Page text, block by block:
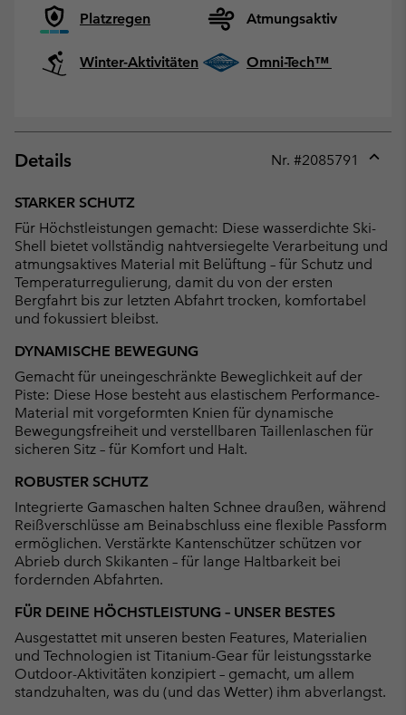
Platzregen Atmungsaktiv
Winter-Aktivitäten Omni-Tech™
Details Nr. #2085791
STARKER SCHUTZ
Für Höchstleistungen gemacht: Diese wasserdichte Ski-
Shell bietet vollständig nahtversiegelte Verarbeitung und
atmungsaktives Material mit Belüftung – für Schutz und
Temperaturregulierung, damit du von der ersten
Bergfahrt bis zur letzten Abfahrt trocken, komfortabel
und fokussiert bleibst.
DYNAMISCHE BEWEGUNG
Gemacht für uneingeschränkte Beweglichkeit auf der
Piste: Diese Hose besteht aus elastischem Performance-
Material mit vorgeformten Knien für dynamische
Bewegungsfreiheit und verstellbaren Taillenlaschen für
sicheren Sitz – für Komfort und Halt.
ROBUSTER SCHUTZ
Integrierte Gamaschen halten Schnee draußen, während
Reißverschlüsse am Beinabschluss eine flexible Passform
ermöglichen. Verstärkte Kantenschützer schützen vor
Abrieb durch Skikanten – für lange Haltbarkeit bei
fordernden Abfahrten.
FÜR DEINE HÖCHSTLEISTUNG – UNSER BESTES
Ausgestattet mit unseren besten Features, Materialien
und Technologien ist Titanium-Gear für leistungsstarke
Outdoor-Aktivitäten konzipiert – gemacht, um allem
standzuhalten, was du (und das Wetter) ihm abverlangst.